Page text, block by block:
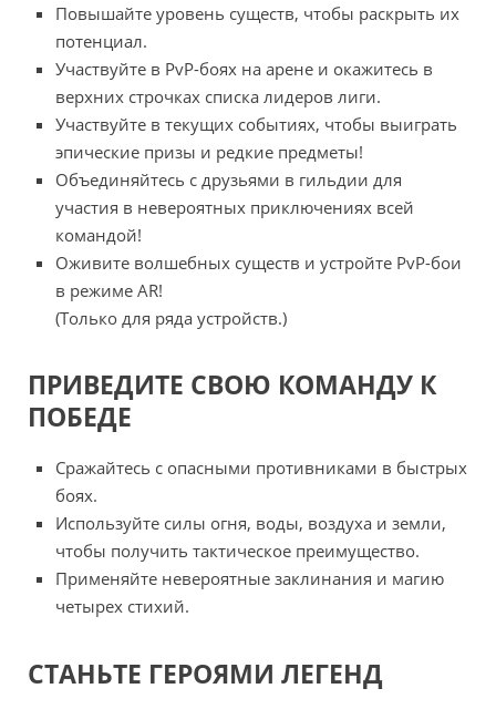
Повышайте уровень существ, чтобы раскрыть их
потенциал.
Участвуйте в PvP-боях на арене и окажитесь в
верхних строчках списка лидеров лиги.
Участвуйте в текущих событиях, чтобы выиграть
эпические призы и редкие предметы!
Объединяйтесь с друзьями в гильдии для
участия в невероятных приключениях всей
командой!
Оживите волшебных существ и устройте PvP-бои
в режиме AR!
(Только для ряда устройств.)
ПРИВЕДИТЕ СВОЮ КОМАНДУ К
ПОБЕДЕ
Сражайтесь с опасными противниками в быстрых
боях.
Используйте силы огня, воды, воздуха и земли,
чтобы получить тактическое преимущество.
Применяйте невероятные заклинания и магию
четырех стихий.
СТАНЬТЕ ГЕРОЯМИ ЛЕГЕНД